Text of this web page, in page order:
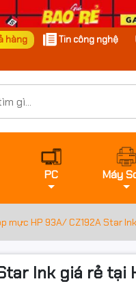
hàng Tin công nghệ
PC Máy
mực HP 93A/ CZ192A Star
Ink giá rẻ tại